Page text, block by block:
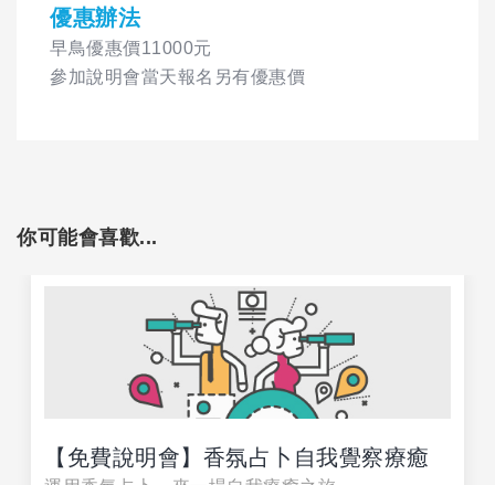
優惠辦法
早鳥優惠價11000元
參加說明會當天報名另有優惠價
你可能會喜歡...
【免費說明會】香氛占卜自我覺察療癒